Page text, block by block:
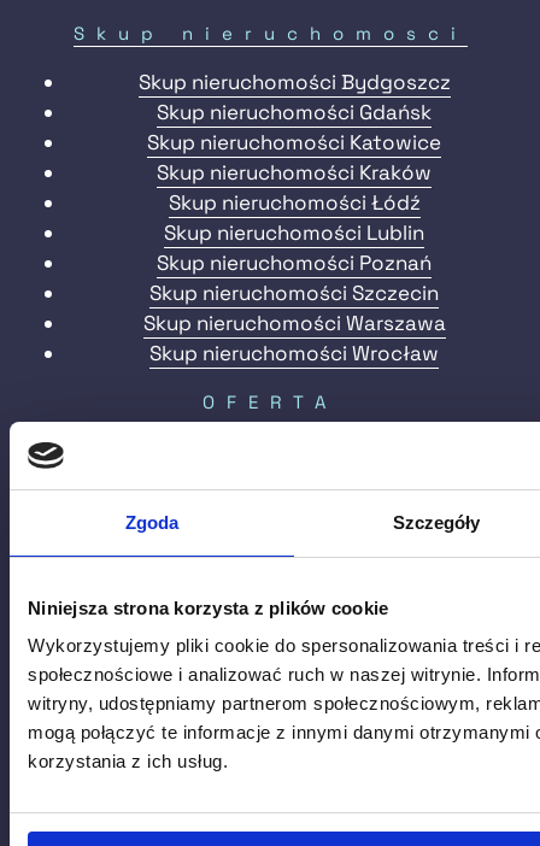
Zgoda Szczegóły
Niniejsza strona korzysta z plików cookie
Wykorzystujemy pliki cookie do spersonalizowania treści i
społecznościowe i analizować ruch w naszej witrynie.
witryny, udostępniamy partnerom społecznościowym,
mogą połączyć te informacje z innymi danymi
korzystania z ich usług.
Skup nieruchomosci
Skup nieruchomości Bydgoszcz
Skup nieruchomości Gdańsk
Skup nieruchomości Katowice
Skup nieruchomości Kraków
Skup nieruchomości Łódź
Skup nieruchomości Lublin
Skup nieruchomości Poznań
Skup nieruchomości Szczecin
Skup nieruchomości Warszawa
Skup nieruchomości Wrocław
OFERTA
Skup udziałów w nieruchomości
Skup zadłużonych nieruchomości
O nas
Blog
FAQ
Historie